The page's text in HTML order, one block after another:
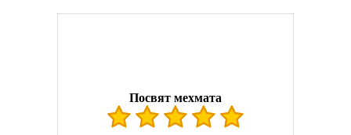
Посвят мехмата